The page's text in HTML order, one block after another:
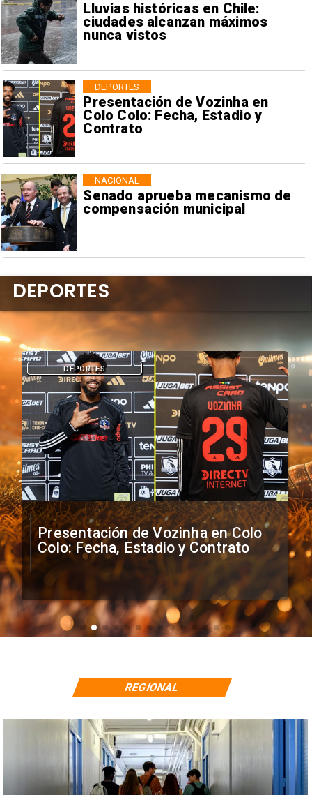
Lluvias históricas en Chile:
ciudades alcanzan máximos
nunca vistos
Presentación de Vozinha en
Colo Colo: Fecha, Estadio y
Contrato
DEPORTES
Senado aprueba mecanismo de
compensación municipal
NACIONAL
Presentación de Vozinha en Colo
Colo: Fecha, Estadio y Contrato
DEPORTES
DEPORTES
REGIONAL